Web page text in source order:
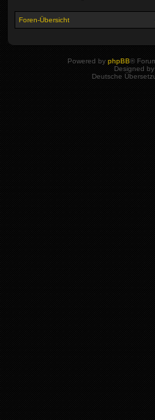
Foren-Übersicht
Powered by phpBB®
Designed by
Deutsche